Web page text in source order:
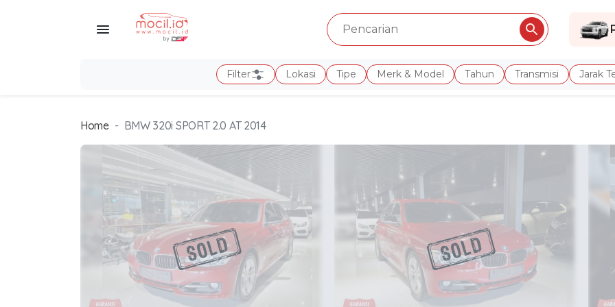
Filter Lokasi Tipe Merk & Model Tahun Transmisi Jarak
Home BMW 320i SPORT 2.0 AT 2014